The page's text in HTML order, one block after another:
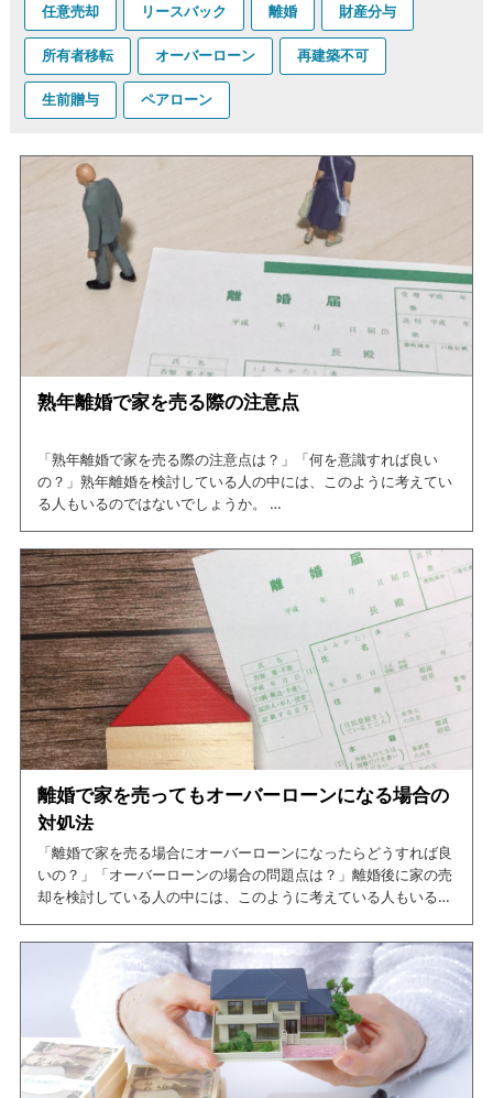
任意売却 リースバック 離婚 財産分与
所有者移転 オーバーローン 再建築不可
生前贈与 ペアローン
熟年離婚で家を売る際の注意点
「熟年離婚で家を売る際の注意点は？」「何を意識すれば良い
の？」熟年離婚を検討している人の中には、このように考えてい
る人もいるのではないでしょうか。
スバックのメリット、デメリットについて紹介しています。
この記事を読めば、熟年離婚で家を売る際の注意点について網羅
できますので、是非ご一読ください。
離婚で家を売ってもオーバーローンになる場合の
対処法
「離婚で家を売る場合にオーバーローンになったらどうすれば良
いの？」「オーバーローンの場合の問題点は？」離婚後に家の売
却を検討している人の中には、このように考えている人もいるの
そこで、今回の記事では離婚時にオーバーローンの家を売る場合
の対処法について紹介しています。
この記事を読めば、離婚時にオーバーローンの家を売る際の確認
事項や対処法について網羅できますので、是非ご一読ください。